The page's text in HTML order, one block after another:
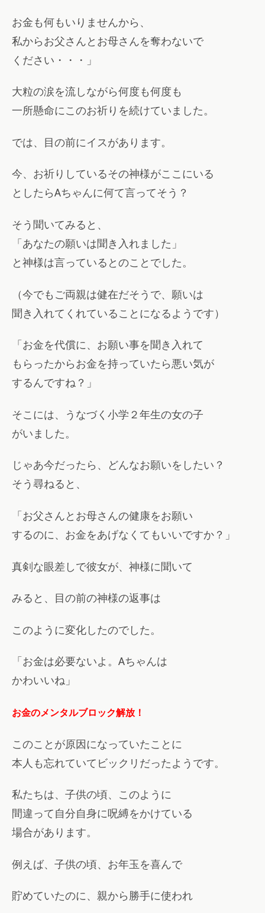
お金も何もいりませんから、
私からお父さんとお母さんを奪わないで
ください・・・」
大粒の涙を流しながら何度も何度も
一所懸命にこのお祈りを続けていました。
では、目の前にイスがあります。
今、お祈りしているその神様がここにいる
としたらAちゃんに何て言ってそう？
そう聞いてみると、
「あなたの願いは聞き入れました」
と神様は言っているとのことでした。
（今でもご両親は健在だそうで、願いは
聞き入れてくれていることになるようです）
「お金を代償に、お願い事を聞き入れて
もらったからお金を持っていたら悪い気が
するんですね？」
そこには、うなづく小学２年生の女の子
がいました。
じゃあ今だったら、どんなお願いをしたい？
そう尋ねると、
「お父さんとお母さんの健康をお願い
するのに、お金をあげなくてもいいですか？」
真剣な眼差しで彼女が、神様に聞いて
みると、目の前の神様の返事は
このように変化したのでした。
「お金は必要ないよ。Aちゃんは
かわいいね」
お金のメンタルブロック解放！
このことが原因になっていたことに
本人も忘れていてビックリだったようです。
私たちは、子供の頃、このように
間違って自分自身に呪縛をかけている
場合があります。
例えば、子供の頃、お年玉を喜んで
貯めていたのに、親から勝手に使われ